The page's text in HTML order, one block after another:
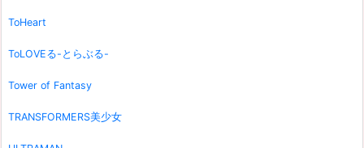
ToHeart
ToLOVEる-とらぶる-
Tower of Fantasy
TRANSFORMERS美少女